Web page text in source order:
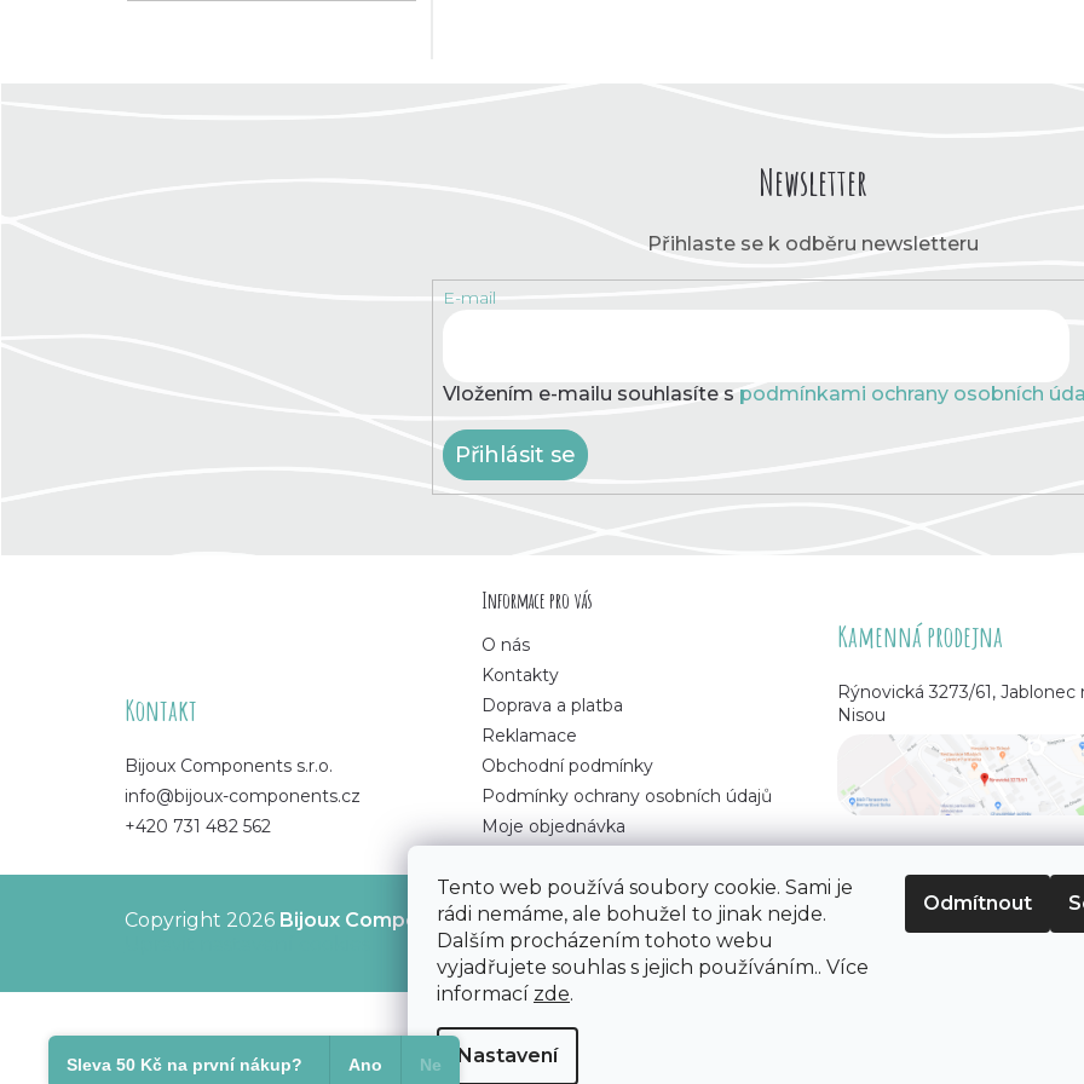
Tento web používá soubory cookie. Sami je
rádi nemáme, ale bohužel to jinak nejde.
Dalším procházením tohoto webu
vyjadřujete souhlas s jejich používáním.. Více
informací zde.
Nastavení
Odmítnout
Newsletter
Přihlaste se k odběru newsletteru
E-mail
Vložením e-mailu souhlasíte s podmínkami ochrany osobních
Přihlásit se
Kontakt
Bijoux Components s.r.o.
info@bijoux-components.cz
+420 731 482 562
Informace pro vás
O nás
Kontakty
Doprava a platba
Reklamace
Obchodní podmínky
Podmínky ochrany osobních údajů
Moje objednávka
Kamenná prodejna
Rýnovická 3273/61, Jablonec
Nisou
Copyright 2026 Bijoux Components - Svět korálků. Všechna práva vyhrazena.
Sleva 50 Kč na první nákup?​ Ano Ne